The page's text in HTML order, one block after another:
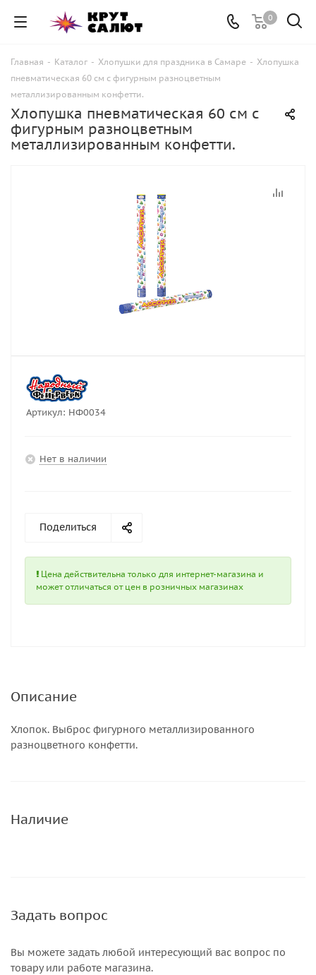
0
Главная - Каталог - Хлопушки для праздника в Самаре - Хлопушка
пневматическая 60 см с фигурным разноцветным
металлизированным конфетти.
Хлопушка пневматическая 60 см с
фигурным разноцветным
металлизированным конфетти.
Артикул: НФ0034
Нет в наличии
Поделиться
Цена действительна только для интернет-магазина и
может отличаться от цен в розничных магазинах
Описание
Хлопок. Выброс фигурного металлизированного
разноцветного конфетти.
Наличие
Задать вопрос
Вы можете задать любой интересующий вас вопрос по
товару или работе магазина.